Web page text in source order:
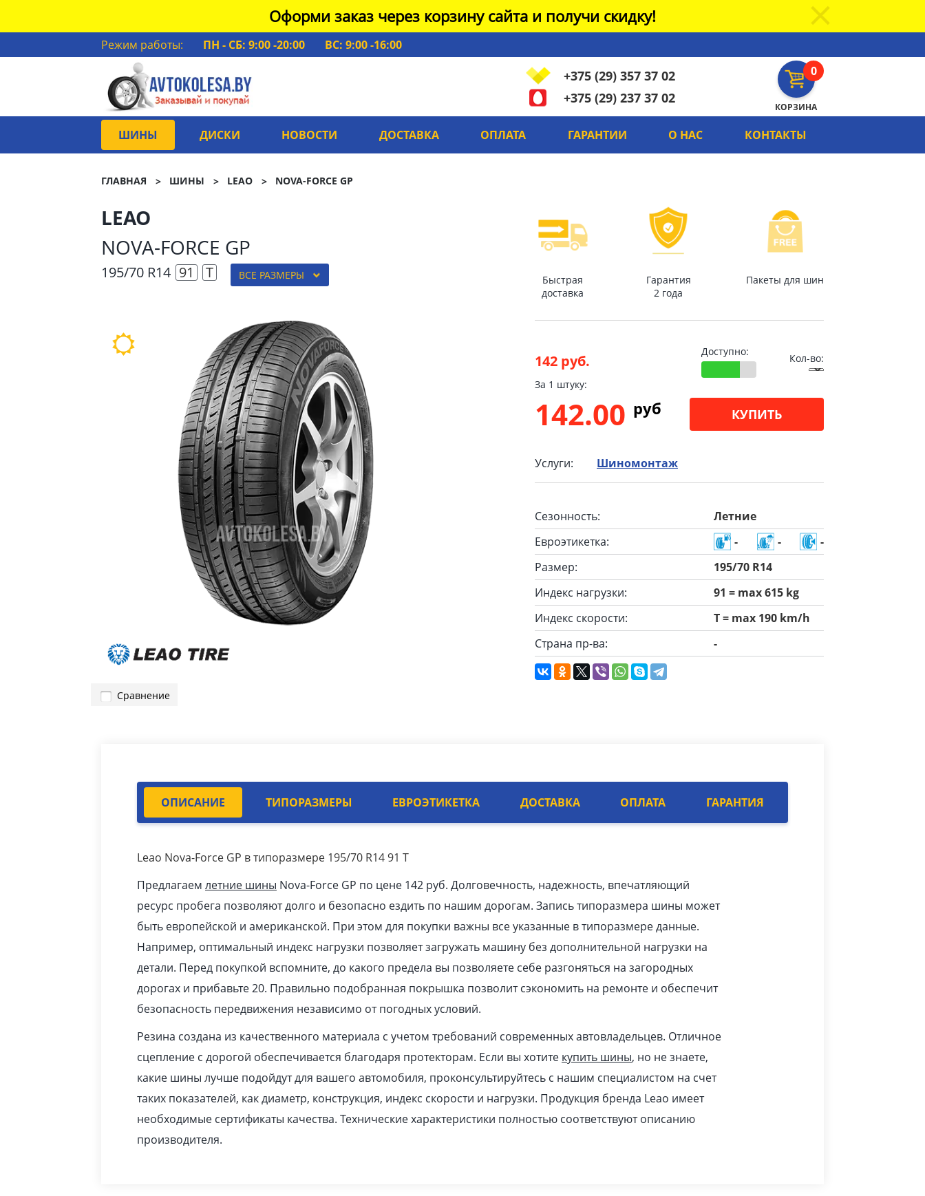
Оформи заказ через корзину сайта и получи скидку!
Режим работы: ПН - СБ: 9:00 -20:00
ВС: 9:00 -16:00
0
КОРЗИНА
+375 (29) 357 37 02
+375 (29) 237 37 02
ШИНЫ ДИСКИ НОВОСТИ ДОСТАВКА ОПЛАТА ГАРАНТИИ О НАС КОНТАКТЫ
ГЛАВНАЯ ШИНЫ LEAO NOVA-FORCE GP
LEAO
NOVA-FORCE GP
195/70 R14 91 T ВСЕ РАЗМЕРЫ
Сравнение
Быстрая
доставка
Гарантия
2 года
Пакеты для шин
142 руб.
Доступно:
Кол-во:
За 1 штуку:
142.00 pуб КУПИТЬ
Услуги: Шиномонтаж
Сезонность:
Летние
Евроэтикетка:
- -
-
Размер:
195/70 R14
Индекс нагрузки:
91 = max 615 kg
Индекс скорости:
T = max 190 km/h
Страна пр-ва:
-
ОПИСАНИЕ ТИПОРАЗМЕРЫ ЕВРОЭТИКЕТКА ДОСТАВКА ОПЛАТА ГАРАНТИЯ
Leao Nova-Force GP в типоразмере 195/70 R14 91 T
Предлагаем летние шины Nova-Force GP по цене 142 руб. Долговечность, надежность, впечатляющий
ресурс пробега позволяют долго и безопасно ездить по нашим дорогам. Запись типоразмера шины может
быть европейской и американской. При этом для покупки важны все указанные в типоразмере данные.
Например, оптимальный индекс нагрузки позволяет загружать машину без дополнительной нагрузки на
детали. Перед покупкой вспомните, до какого предела вы позволяете себе разгоняться на загородных
дорогах и прибавьте 20. Правильно подобранная покрышка позволит сэкономить на ремонте и обеспечит
безопасность передвижения независимо от погодных условий.
Резина создана из качественного материала с учетом требований современных автовладельцев. Отличное
сцепление с дорогой обеспечивается благодаря протекторам. Если вы хотите купить шины, но не знаете,
какие шины лучше подойдут для вашего автомобиля, проконсультируйтесь с нашим специалистом на счет
таких показателей, как диаметр, конструкция, индекс скорости и нагрузки. Продукция бренда Leao имеет
необходимые сертификаты качества. Технические характеристики полностью соответствуют описанию
производителя.